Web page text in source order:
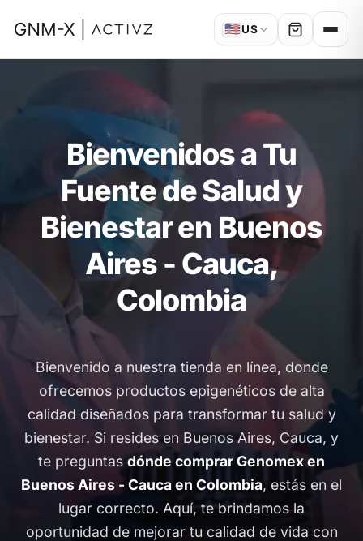
🇺🇸US
Bienvenidos a Tu
Fuente de Salud y
Bienestar en Buenos
Aires - Cauca,
Colombia
Bienvenido a nuestra tienda en línea, donde
ofrecemos productos epigenéticos de alta
calidad diseñados para transformar tu salud y
bienestar. Si resides en Buenos Aires, Cauca, y
te preguntas dónde comprar Genomex en
Buenos Aires - Cauca en Colombia, estás en el
lugar correcto. Aquí, te brindamos la
oportunidad de mejorar tu calidad de vida con